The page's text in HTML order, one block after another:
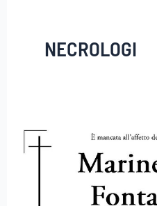
NECROLOGI
Marinella
Fontana